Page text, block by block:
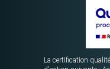
La certification